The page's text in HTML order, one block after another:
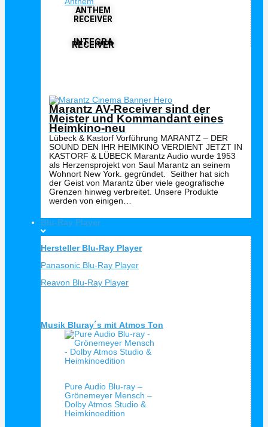
ANTHEM
RECEIVER
INTEGRA
RECEIVER
Marantz AV-Receiver sind der
Meister und Kommandant eines
Heimkino-neu
Lübeck & Kastorf Vorführung MARANTZ – DER
SOUND DEN IHR HEIMKINO VERDIENT JETZT IN
KASTORF & LÜBECK Marantz Audio wurde 1953
als Herzensprojekt von Saul Marantz an seinem
Wohnort New York. gegründet. Seither hat sich
der Geist von Marantz über viele geografische
Grenzen hinweg verbreitet. Unsere Produkte
werden von einigen…
Blu-Ray Player
Hersteller Blu-Ray Player
Panasonic Blu-Ray Player
Reavon Blu-Ray Player
Musik Bluray´s mit Atmos Ton
Pure Audio Blu-ray –
Grönemeyer Mensch –
Dolby Atmos Studio &
Heimkinoedition